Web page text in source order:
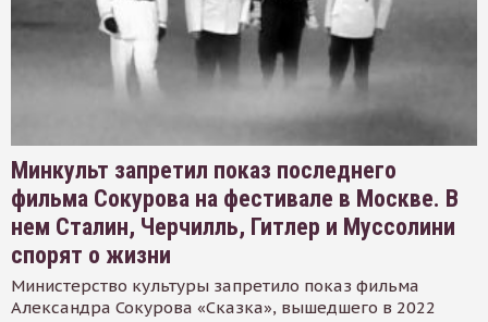
Минкульт запретил показ последнего
фильма Сокурова на фестивале в Москве. В
нем Сталин, Черчилль, Гитлер и Муссолини
спорят о жизни
Министерство культуры запретило показ фильма
Александра Сокурова «Сказка», вышедшего в 2022